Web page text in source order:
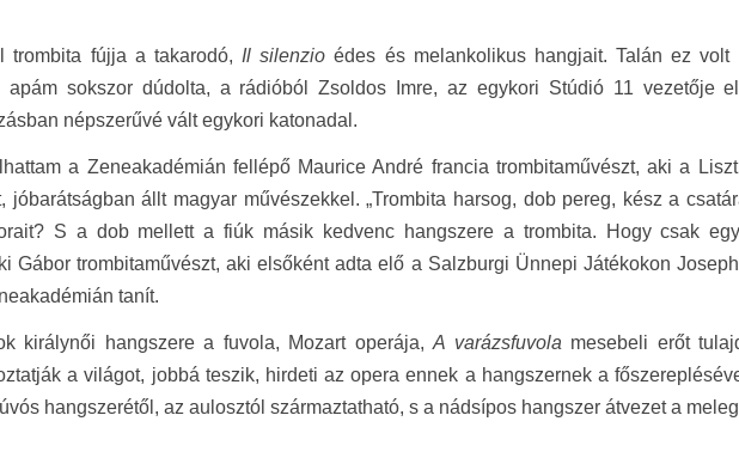
trombita fújja a takarodó, Il silenzio édes és melankolikus hangjait. Talán ez
apám sokszor dúdolta, a rádióból Zsoldos Imre, az egykori Stúdió 11 vezetője
népszerűvé vált egykori katonadal.
a Zeneakadémián fellépő Maurice André francia trombitaművészt, aki a
jóbarátságban állt magyar művészekkel. „Trombita harsog, dob pereg, kész a
S a dob mellett a fiúk másik kedvenc hangszere a trombita. Hogy csak
Gábor trombitaművészt, aki elsőként adta elő a Salzburgi Ünnepi Játékokon
tanít.
királynői hangszere a fuvola, Mozart operája, A varázsfuvola mesebeli erőt
a világot, jobbá teszik, hirdeti az opera ennek a hangszernek a
hangszerétől, az aulosztól származtatható, s a nádsípos hangszer átvezet a